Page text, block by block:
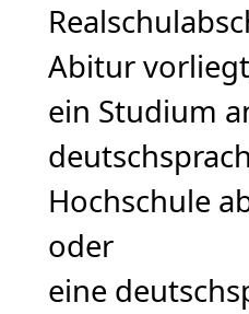
Abitur
ein Studium
Hochschule
oder
eine